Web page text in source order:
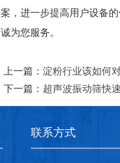
案，进一步提高用户设备
诚为您服务。
上一篇： 淀粉行业该如何
下一篇： 超声波振动筛快
联系方式